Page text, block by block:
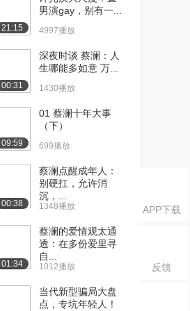
APP下载
反馈
21:15
男演gay，别有一...
4997播放
00:31
深夜时谈 蔡澜：人
生哪能多如意 万...
1430播放
09:59
01 蔡澜十年大事
（下）
699播放
00:38
蔡澜点醒成年人：
别硬扛，允许消
沉，...
1348播放
01:34
蔡澜的爱情观太通
透：在多份爱里寻
自...
1012播放
当代新型骗局大盘
点，专坑年轻人！